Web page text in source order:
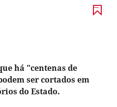
há "centenas de
ser cortados em
do Estado.